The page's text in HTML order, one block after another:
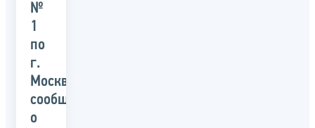
№
1
по
г.
Москве
сообщает
о